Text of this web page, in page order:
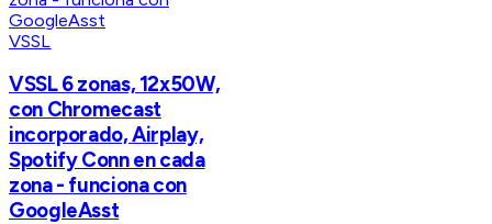
VSSL
VSSL 6 zonas, 12x50W,
con Chromecast
incorporado, Airplay,
Spotify Conn en cada
zona - funciona con
GoogleAsst